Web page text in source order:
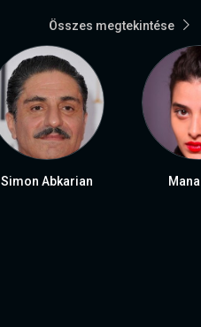
Összes megtekintése
Simon Abkarian